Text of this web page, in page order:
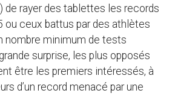
de rayer des tablettes les records
ou ceux battus par des athlètes
nombre minimum de tests
surprise, les plus opposés
être les premiers intéressés, à
d’un record menacé par une